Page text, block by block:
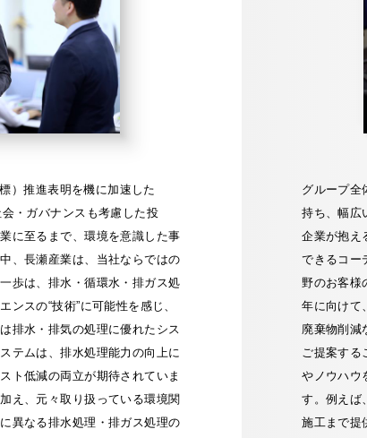
）推進表明を機に加速した
・ガバナンスも考慮した投
に至るまで、環境を意識した事
、長瀬産業は、当社ならではの
歩は、排水・循環水・排ガス処
スの“技術”に可能性を感じ、
排水・排気の処理に優れたシス
テムは、排水処理能力の向上に
ト低減の両立が期待されていま
え、元々取り扱っている環境関
異なる排水処理・排ガス処理の
グループ全
持ち、幅広
企業が抱え
できるコー
野のお客様
年に向けて
廃棄物削減
ご提案する
やノウハウ
す。例えば
施工まで提